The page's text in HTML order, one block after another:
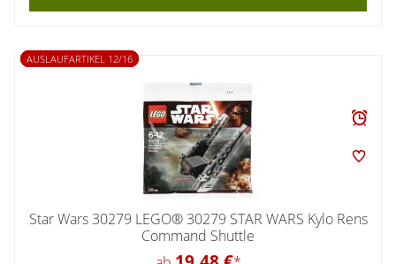
AUSLAUFARTIKEL 12/16
Star Wars 30279 LEGO® 30279 STAR WARS Kylo Rens
Command Shuttle